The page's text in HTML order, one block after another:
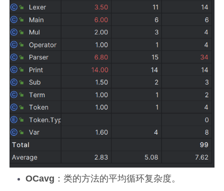
OCavg ：类的方法的平均循环复杂度。